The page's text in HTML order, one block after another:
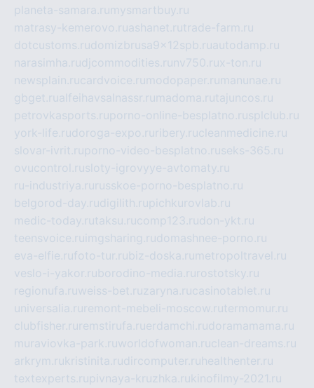
planeta-samara.ru mysmartbuy.ru
matrasy-kemerovo.ruashanet.rutrade-farm.ru
dotcustoms.rudomizbrusa9x12spb.ruautodamp.ru
narasimha.rudjcommodities.ru nv750.rux-ton.ru
newsplain.rucardvoice.ru modopaper.ru manunae.ru
gbget.rualfeihavsalnassr.ru madoma.rutajuncos.ru
petrovkasports.ruporno-online-besplatno.rusplclub.ru
york-life.rudoroga-expo.ru ribery.rucleanmedicine.ru
slovar-ivrit.ruporno-video-besplatno.ruseks-365.ru
ovucontrol.rusloty-igrovyye-avtomaty.ru
ru-industriya.ru russkoe-porno-besplatno.ru
belgorod-day.rudigilith.rupichkurovlab.ru
medic-today.rutaksu.rucomp123.rudon-ykt.ru
teensvoice.ru imgsharing.rudomashnee-porno.ru
eva-elfie.rufoto-tur.rubiz-doska.ru metropoltravel.ru
veslo-i-yakor.ruborodino-media.ru rostotsky.ru
regionufa.ruweiss-bet.ruzaryna.rucasinotablet.ru
universalia.ru remont-mebeli-moscow.rutermomur.ru
clubfisher.ru remstirufa.ruerdamchi.rudoramamama.ru
muraviovka-park.ruworldofwoman.ruclean-dreams.ru
arkrym.rukristinita.rudircomputer.ru healthenter.ru
textexperts.rupivnaya-kruzhka.rukinofilmy-2021.ru